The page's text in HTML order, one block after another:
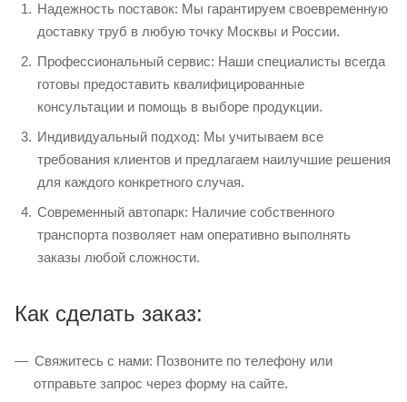
Надежность поставок: Мы гарантируем своевременную
доставку труб в любую точку Москвы и России.
Профессиональный сервис: Наши специалисты всегда
готовы предоставить квалифицированные
консультации и помощь в выборе продукции.
Индивидуальный подход: Мы учитываем все
требования клиентов и предлагаем наилучшие решения
для каждого конкретного случая.
Современный автопарк: Наличие собственного
транспорта позволяет нам оперативно выполнять
заказы любой сложности.
Как сделать заказ:
Свяжитесь с нами: Позвоните по телефону или
отправьте запрос через форму на сайте.